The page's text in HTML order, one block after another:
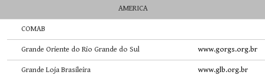
AMERICA
COMAB
Grande Oriente do Rio Grande do Sul www.gorgs.org.br
Grande Loja Brasileira www.glb.org.br